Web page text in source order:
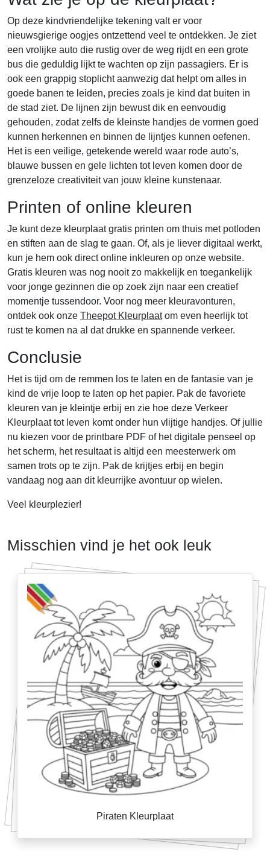
Op deze kindvriendelijke tekening valt er voor
nieuwsgierige oogjes ontzettend veel te ontdekken. Je ziet
een vrolijke auto die rustig over de weg rijdt en een grote
bus die geduldig lijkt te wachten op zijn passagiers. Er is
ook een grappig stoplicht aanwezig dat helpt om alles in
goede banen te leiden, precies zoals je kind dat buiten in
de stad ziet. De lijnen zijn bewust dik en eenvoudig
gehouden, zodat zelfs de kleinste handjes de vormen goed
kunnen herkennen en binnen de lijntjes kunnen oefenen.
Het is een veilige, getekende wereld waar rode auto’s,
blauwe bussen en gele lichten tot leven komen door de
grenzeloze creativiteit van jouw kleine kunstenaar.
Printen of online kleuren
Je kunt deze kleurplaat gratis printen om thuis met potloden
en stiften aan de slag te gaan. Of, als je liever digitaal werkt,
kun je hem ook direct online inkleuren op onze website.
Gratis kleuren was nog nooit zo makkelijk en toegankelijk
voor jonge gezinnen die op zoek zijn naar een creatief
momentje tussendoor. Voor nog meer kleuravonturen,
ontdek ook onze Theepot Kleurplaatom even heerlijk tot
rust te komen na al dat drukke en spannende verkeer.
Conclusie
Het is tijd om de remmen los te laten en de fantasie van je
kind de vrije loop te laten op het papier. Pak de favoriete
kleuren van je kleintje erbij en zie hoe deze Verkeer
Kleurplaat tot leven komt onder hun vlijtige handjes. Of jullie
nu kiezen voor de printbare PDF of het digitale penseel op
het scherm, het resultaat is altijd een meesterwerk om
samen trots op te zijn. Pak de krijtjes erbij en begin
vandaag nog aan dit kleurrijke avontuur op wielen.
Veel kleurplezier!
Misschien vind je het ook leuk
Piraten Kleurplaat